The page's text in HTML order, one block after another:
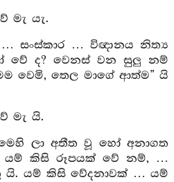
මැ යැ.
… සංස්කාර … විඥානය නිත්‍ය
වේ ද? වෙනස් වන සුලු නම්
වෙමි, තෙල මාගේ ආත්ම” යි
මැ යි.
ලා අතීත වූ හෝ අනාගත
යම් කිසි රූපයක් වේ නම්, …
යම් කිසි වේදනාවක් … යම්